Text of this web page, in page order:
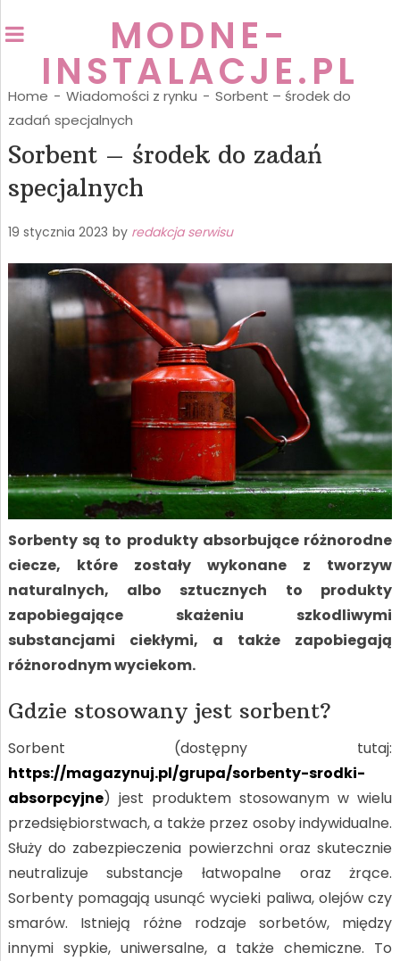
MODNE-
INSTALACJE.PL
Home - Wiadomości z rynku - Sorbent – środek do
zadań specjalnych
Sorbent – środek do zadań
specjalnych
19 stycznia 2023 by redakcja serwisu
Sorbenty są to produkty absorbujące różnorodne
ciecze, które zostały wykonane z tworzyw
naturalnych, albo sztucznych to produkty
zapobiegające skażeniu szkodliwymi
substancjami ciekłymi, a także zapobiegają
różnorodnym wyciekom.
Gdzie stosowany jest sorbent?
Sorbent (dostępny tutaj:
https://magazynuj.pl/grupa/sorbenty-srodki-
absorpcyjne) jest produktem stosowanym w wielu
przedsiębiorstwach, a także przez osoby indywidualne.
Służy do zabezpieczenia powierzchni oraz skutecznie
neutralizuje substancje łatwopalne oraz żrące.
Sorbenty pomagają usunąć wycieki paliwa, olejów czy
smarów. Istnieją różne rodzaje sorbetów, między
innymi sypkie, uniwersalne, a także chemiczne. To